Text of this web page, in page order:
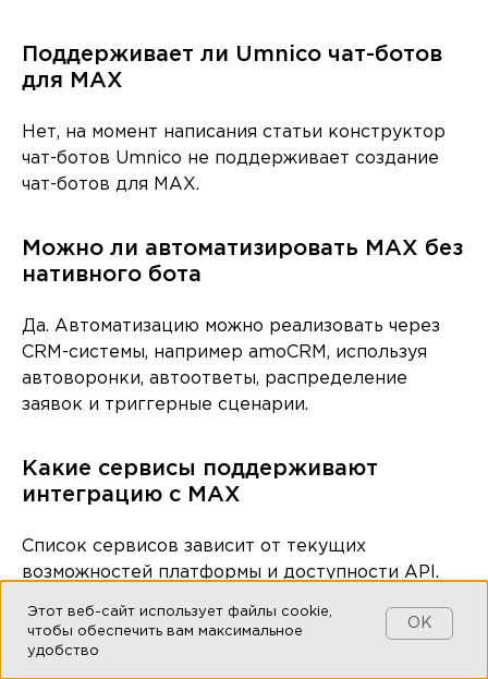
Поддерживает ли Umnico чат-ботов
для MAX
Нет, на момент написания статьи конструктор
чат-ботов Umnico не поддерживает создание
чат-ботов для MAX.
Можно ли автоматизировать MAX без
нативного бота
Да. Автоматизацию можно реализовать через
CRM-системы, например amoCRM, используя
автоворонки, автоответы, распределение
заявок и триггерные сценарии.
Какие сервисы поддерживают
интеграцию с MAX
Список сервисов зависит от текущих
возможностей платформы и доступности API.
интеграционные платформы и собственные
backend-решения.
Этот веб-сайт использует файлы cookie,
чтобы обеспечить вам максимальное
удобство
OK